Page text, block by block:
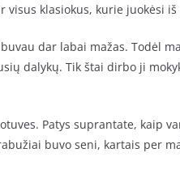
klasiokus, kurie juokėsi iš
dar labai mažas. Todėl
dalykų. Tik štai dirbo ji
Patys suprantate, kaip
buvo seni, kartais per